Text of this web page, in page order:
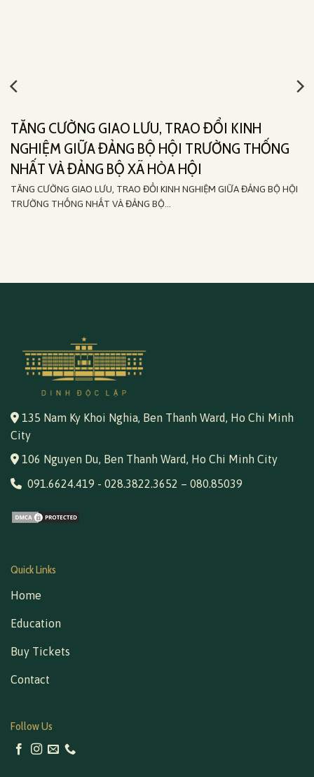
TĂNG CƯỜNG GIAO LƯU, TRAO ĐỔI KINH
NGHIỆM GIỮA ĐẢNG BỘ HỘI TRƯỜNG THỐNG
NHẤT VÀ ĐẢNG BỘ XÃ HÒA HỘI
TĂNG CƯỜNG GIAO LƯU, TRAO ĐỔI KINH NGHIỆM GIỮA ĐẢNG BỘ HỘI
TRƯỜNG THỐNG NHẤT VÀ ĐẢNG BỘ...
135 Nam Ky Khoi Nghia, Ben Thanh Ward, Ho Chi Minh
City
106 Nguyen Du, Ben Thanh Ward, Ho Chi Minh City
091.6624.419 - 028.3822.3652 – 080.85039
Quick Links
Home
Education
Buy Tickets
Contact
Follow Us